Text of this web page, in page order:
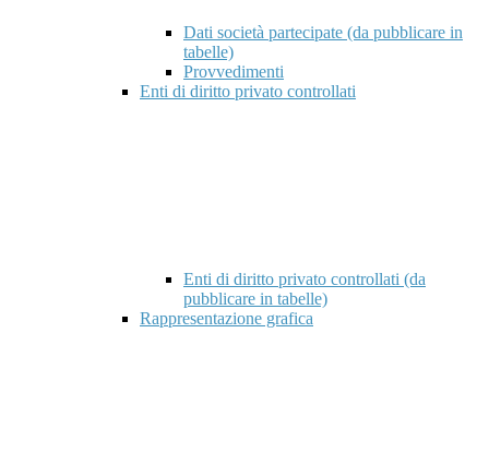
Dati società partecipate (da pubblicare in
tabelle)
Provvedimenti
Enti di diritto privato controllati
Enti di diritto privato controllati (da
pubblicare in tabelle)
Rappresentazione grafica